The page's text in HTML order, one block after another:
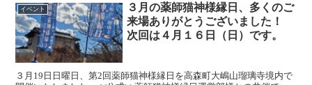
イベント
３月の薬師猫神様縁日、多くのご
来場ありがとうございました！
次回は４月１６日（日）です。
３月19日日曜日、第2回薬師猫神様縁日を高森町大嶋山瑠璃寺境内で